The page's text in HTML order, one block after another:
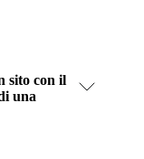
sito con il
una